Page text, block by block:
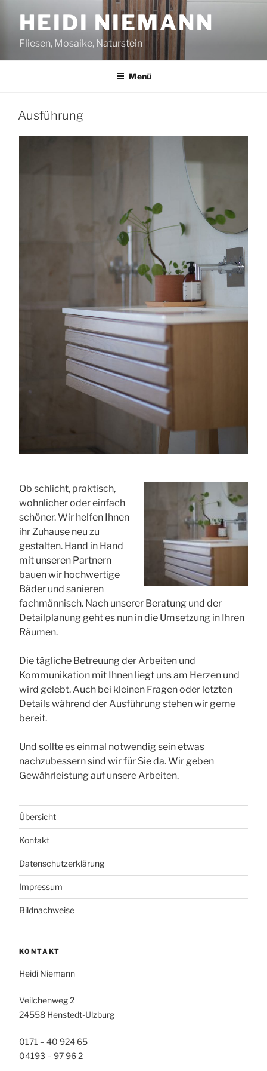
HEIDI NIEMANN
Fliesen, Mosaike, Naturstein
Menü
Ausführung
Ob schlicht, praktisch,
wohnlicher oder einfach
schöner. Wir helfen Ihnen
ihr Zuhause neu zu
gestalten. Hand in Hand
mit unseren Partnern
bauen wir hochwertige
Bäder und sanieren
fachmännisch. Nach unserer Beratung und der
Detailplanung geht es nun in die Umsetzung in Ihren
Räumen.
Die tägliche Betreuung der Arbeiten und
Kommunikation mit Ihnen liegt uns am Herzen und
wird gelebt. Auch bei kleinen Fragen oder letzten
Details während der Ausführung stehen wir gerne
bereit.
Und sollte es einmal notwendig sein etwas
nachzubessern sind wir für Sie da. Wir geben
Gewährleistung auf unsere Arbeiten.
Übersicht
Kontakt
Datenschutzerklärung
Impressum
Bildnachweise
KONTAKT
Heidi Niemann
Veilchenweg 2
24558 Henstedt-Ulzburg
0171 – 40 924 65
04193 – 97 96 2